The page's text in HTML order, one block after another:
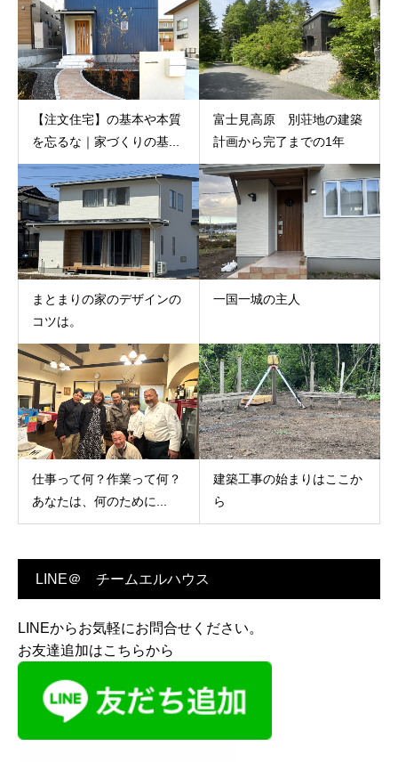
【注文住宅】の基本や本質
を忘るな｜家づくりの基...
富士見高原 別荘地の建築
計画から完了までの1年
まとまりの家のデザインの
コツは。
一国一城の主人
仕事って何？作業って何？
あなたは、何のために...
建築工事の始まりはここか
ら
LINE＠ チームエルハウス
LINEからお気軽にお問合せください。
お友達追加はこちらから